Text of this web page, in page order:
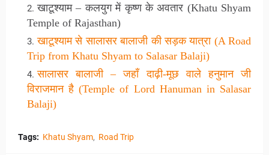
खाटूश्याम – कलयुग में कृष्ण के अवतार (Khatu Shyam
Temple of Rajasthan)
खाटूश्याम से सालासर बालाजी की सड़क यात्रा (A Road
Trip from Khatu Shyam to Salasar Balaji)
सालासर बालाजी – जहाँ दाढ़ी-मूछ वाले हनुमान जी
विराजमान है (Temple of Lord Hanuman in Salasar
Balaji)
Tags: Khatu Shyam Road Trip